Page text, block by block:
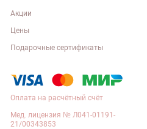
Акции
Цены
Подарочные сертификаты
Оплата на расчётный счёт
Мед. лицензия № Л041-01191-
21/00343853